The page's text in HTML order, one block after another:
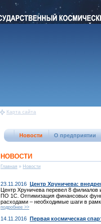
Карта сайта
Новости О предприятии
НОВОСТИ
Главная » Новости
23.11.2016 Центр Хруничева:
Центр Хруничева перевел 8 филиалов
ПО 1С. Оптимизация финансовых
расходами – необходимые шаги в
подробнее >>
14.11.2016 Первая космическая